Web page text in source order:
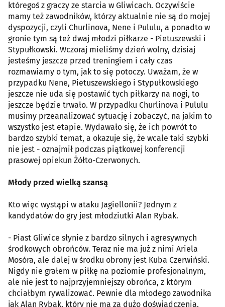
któregoś z graczy ze starcia w Gliwicach. Oczywiście
mamy też zawodników, którzy aktualnie nie są do mojej
dyspozycji, czyli Churlinova, Nene i Pululu, a ponadto w
gronie tym są też dwaj młodzi piłkarze - Pietuszewski i
Stypułkowski. Wczoraj mieliśmy dzień wolny, dzisiaj
jesteśmy jeszcze przed treningiem i cały czas
rozmawiamy o tym, jak to się potoczy. Uważam, że w
przypadku Nene, Pietuszewskiego i Stypułkowskiego
jeszcze nie uda się postawić tych piłkarzy na nogi, to
jeszcze będzie trwało. W przypadku Churlinova i Pululu
musimy przeanalizować sytuację i zobaczyć, na jakim to
wszystko jest etapie. Wydawało się, że ich powrót to
bardzo szybki temat, a okazuje się, że wcale taki szybki
nie jest - oznajmił podczas piątkowej konferencji
prasowej opiekun Żółto-Czerwonych.
Młody przed wielką szansą
Kto więc wystąpi w ataku Jagiellonii? Jednym z
kandydatów do gry jest młodziutki Alan Rybak.
- Piast Gliwice słynie z bardzo silnych i agresywnych
środkowych obrońców. Teraz nie ma już z nimi Ariela
Mosóra, ale dalej w środku obrony jest Kuba Czerwiński.
Nigdy nie grałem w piłkę na poziomie profesjonalnym,
ale nie jest to najprzyjemniejszy obrońca, z którym
chciałbym rywalizować. Pewnie dla młodego zawodnika
jak Alan Rybak, który nie ma za dużo doświadczenia,